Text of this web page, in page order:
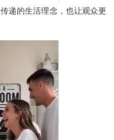
递的生活理念，也让观众更